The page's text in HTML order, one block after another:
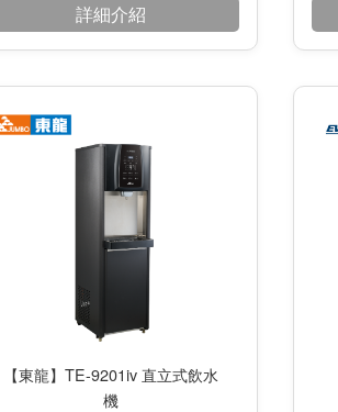
詳細介紹
【東龍】TE-9201iv 直立式飲水
機